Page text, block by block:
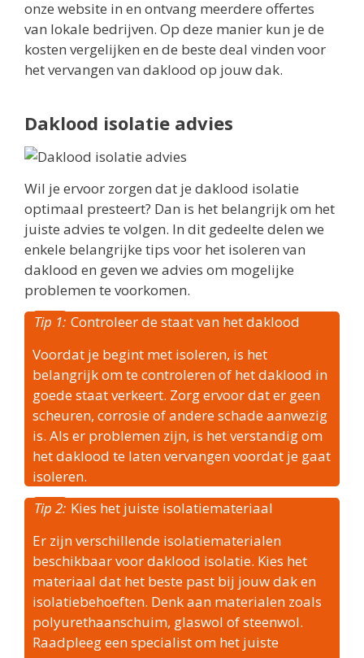
onze website in en ontvang meerdere offertes
van lokale bedrijven. Op deze manier kun je de
kosten vergelijken en de beste deal vinden voor
het vervangen van daklood op jouw dak.
Daklood isolatie advies
Wil je ervoor zorgen dat je daklood isolatie
optimaal presteert? Dan is het belangrijk om het
juiste advies te volgen. In dit gedeelte delen we
enkele belangrijke tips voor het isoleren van
daklood en geven we advies om mogelijke
problemen te voorkomen.
Tip 1: Controleer de staat van het daklood
Voordat je begint met isoleren, is het
belangrijk om te controleren of het daklood in
goede staat verkeert. Zorg ervoor dat er geen
scheuren, corrosie of andere schade aanwezig
is. Als er problemen zijn, is het verstandig om
het daklood te laten vervangen voordat je gaat
isoleren.
Tip 2: Kies het juiste isolatiemateriaal
Er zijn verschillende isolatiematerialen
beschikbaar voor daklood isolatie. Kies het
materiaal dat het beste past bij jouw dak en
isolatiebehoeften. Denk aan materialen zoals
polyurethaanschuim, glaswol of steenwol.
Raadpleeg een specialist om het juiste